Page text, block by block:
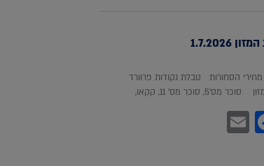
הסחורות טבלת נקודות פרוורד
סוכר מס' 11, קקאו,
Facebook
Email